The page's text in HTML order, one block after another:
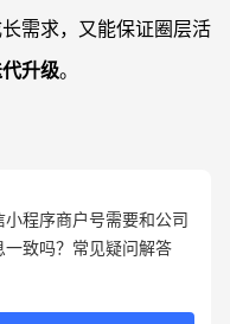
需求，又能保证圈层活
升级。
小程序商户号需要和公司
一致吗？常见疑问解答